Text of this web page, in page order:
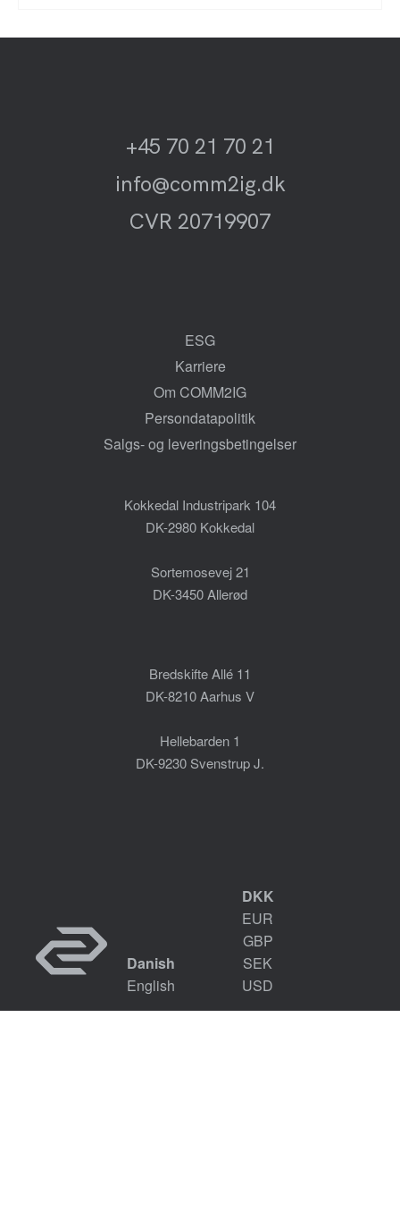
+45 70 21 70 21
info@comm2ig.dk
CVR 20719907
ESG
Karriere
Om COMM2IG
Persondatapolitik
Salgs- og leveringsbetingelser
Kokkedal Industripark 104
DK-2980 Kokkedal
Sortemosevej 21
DK-3450 Allerød
Bredskifte Allé 11
DK-8210 Aarhus V
Hellebarden 1
DK-9230 Svenstrup J.
Danish
English
DKK
EUR
GBP
SEK
USD